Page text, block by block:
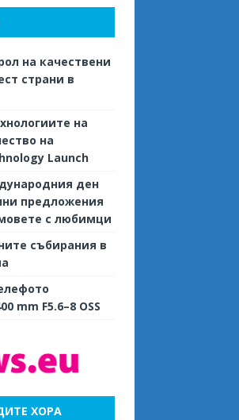
на качествени
страни в
на
на
Launch
ден
предложения
с любимци
събирания в
mm F5.6–8 OSS
ХОРА